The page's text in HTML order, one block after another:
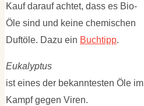
Kauf darauf achtet, dass es Bio-
Öle sind und keine chemischen
Duftöle. Dazu ein Buchtipp.
Eukalyptus
ist eines der bekanntesten Öle im
Kampf gegen Viren.